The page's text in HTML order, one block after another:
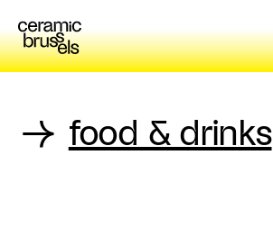
→ food & drinks